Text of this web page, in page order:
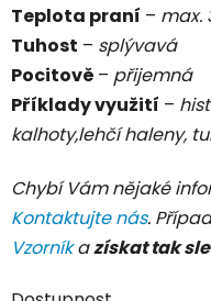
Teplota praní – max.
Tuhost – splývavá
Pocitově – přijemná
Příklady využití –
kalhoty,lehčí haleny,
Chybí Vám nějaké
Kontaktujte nás.
Vzorníkazískat tak